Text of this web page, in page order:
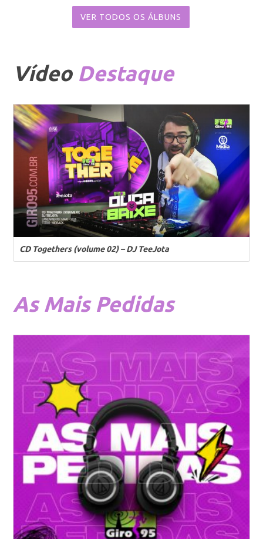
VER TODOS OS ÁLBUNS
Vídeo Destaque
CD Togethers (volume 02) – DJ TeeJota
AsMais Pedidas